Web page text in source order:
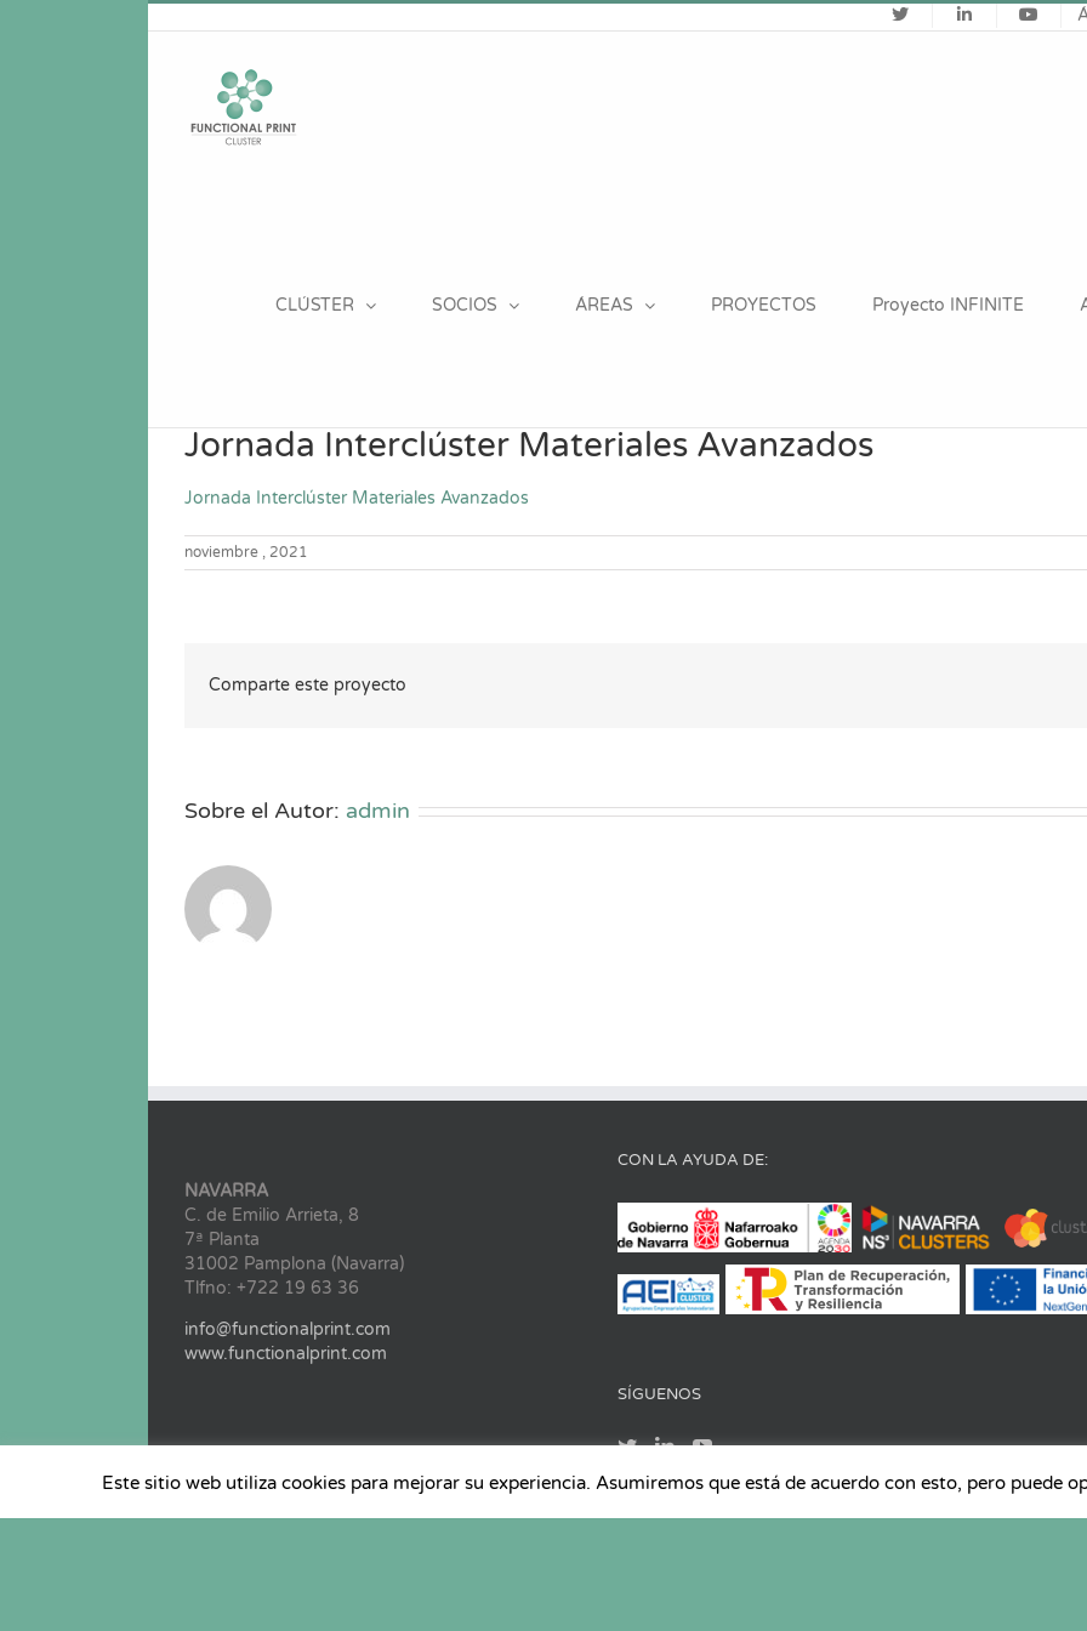
CLÚSTER SOCIOS ÁREAS PROYECTOS Proyecto INFINITE
Jornada Interclúster Materiales Avanzados
Jornada Interclúster Materiales Avanzados
noviembre , 2021
Comparte este proyecto
Sobre el Autor: admin
NAVARRA
C. de Emilio Arrieta, 8
7ª Planta
31002 Pamplona (Navarra)
Tlfno: +722 19 63 36
info@functionalprint.com
www.functionalprint.com
CON LA AYUDA DE:
SÍGUENOS
Este sitio web utiliza cookies para mejorar su experiencia. Asumiremos que está de acuerdo con esto, pero puede